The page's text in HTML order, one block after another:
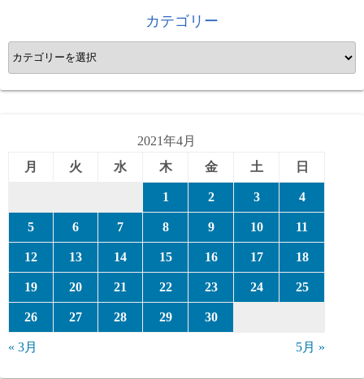
カテゴリー
カ
テ
ゴ
2021年4月
月
火 水 木 金 土 日
1 2 3 4
5 6 7 8 9 10 11
12 13 14 15 16 17 18
19 20 21 22 23 24 25
26 27 28 29 30
« 3月 5月 »